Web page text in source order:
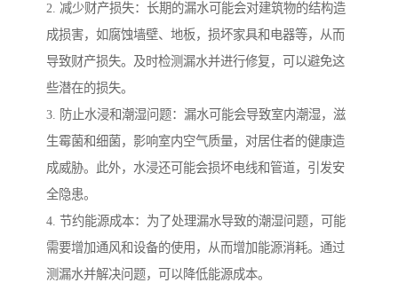
2. 减少财产损失：长期的漏水可能会对建筑物的结构造
成损害，如腐蚀墙壁、地板，损坏家具和电器等，从而
导致财产损失。及时检测漏水并进行修复，可以避免这
些潜在的损失。
3. 防止水浸和潮湿问题：漏水可能会导致室内潮湿，滋
生霉菌和细菌，影响室内空气质量，对居住者的健康造
成威胁。此外，水浸还可能会损坏电线和管道，引发安
全隐患。
4. 节约能源成本：为了处理漏水导致的潮湿问题，可能
需要增加通风和设备的使用，从而增加能源消耗。通过
测漏水并解决问题，可以降低能源成本。